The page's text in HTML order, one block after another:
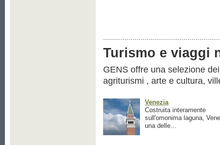
Turismo e viaggi
GENS offre una selezione
agriturismi , arte e cultura,
Venezia
Costruita interamente
sull'omonima laguna,
una delle...